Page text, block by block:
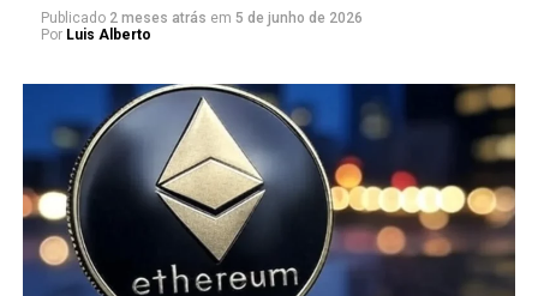
Publicado 2 meses atrás em 5 de junho de 2026
Por Luis Alberto